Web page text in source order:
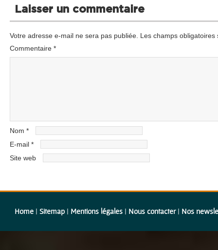
Laisser un commentaire
Votre adresse e-mail ne sera pas publiée. Les champs
Commentaire *
Nom *
E-mail *
Site web
Home | Sitemap | Mentions légales | Nous contacter| Nos